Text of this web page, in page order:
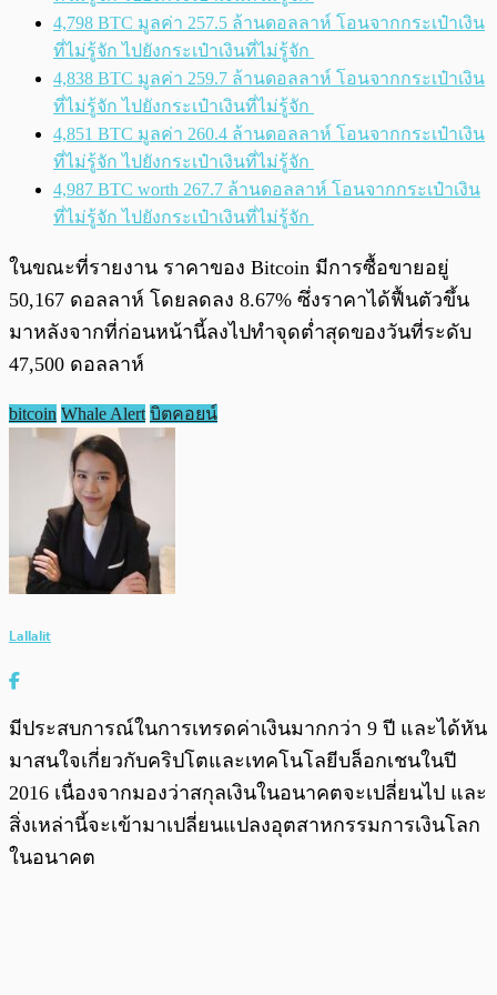
4,798 BTC มูลค่า 257.5 ล้านดอลลาห์ โอนจากกระเป๋าเงิน
ที่ไม่รู้จัก ไปยังกระเป๋าเงินที่ไม่รู้จัก
4,838 BTC มูลค่า 259.7 ล้านดอลลาห์ โอนจากกระเป๋าเงิน
ที่ไม่รู้จัก ไปยังกระเป๋าเงินที่ไม่รู้จัก
4,851 BTC มูลค่า 260.4 ล้านดอลลาห์ โอนจากกระเป๋าเงิน
ที่ไม่รู้จัก ไปยังกระเป๋าเงินที่ไม่รู้จัก
4,987 BTC worth 267.7 ล้านดอลลาห์ โอนจากกระเป๋าเงิน
ที่ไม่รู้จัก ไปยังกระเป๋าเงินที่ไม่รู้จัก
ในขณะที่รายงาน ราคาของ Bitcoin มีการซื้อขายอยู่
50,167 ดอลลาห์ โดยลดลง 8.67% ซึ่งราคาได้ฟื้นตัวขึ้น
มาหลังจากที่ก่อนหน้านี้ลงไปทำจุดต่ำสุดของวันที่ระดับ
47,500 ดอลลาห์
bitcoin Whale Alert บิตคอยน์
Lallalit
มีประสบการณ์ในการเทรดค่าเงินมากกว่า 9 ปี และได้หัน
มาสนใจเกี่ยวกับคริปโตและเทคโนโลยีบล็อกเชนในปี
2016 เนื่องจากมองว่าสกุลเงินในอนาคตจะเปลี่ยนไป และ
สิ่งเหล่านี้จะเข้ามาเปลี่ยนแปลงอุตสาหกรรมการเงินโลก
ในอนาคต